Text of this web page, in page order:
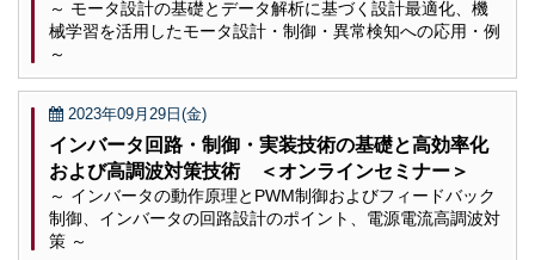
～ モータ設計の基礎とデータ解析に基づく設計最適化、機
械学習を活用したモータ設計・制御・異常検知への応用・例
～
2023年09月29日(金)
インバータ回路・制御・実装技術の基礎と高効率化
および高調波対策技術 ＜オンラインセミナー＞
～ インバータの動作原理とPWM制御およびフィードバック
制御、インバータの回路設計のポイント、電源電流高調波対
策 ～